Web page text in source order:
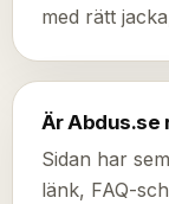
med rätt
Är Abdus.se
Sidan har
länk, FAQ-